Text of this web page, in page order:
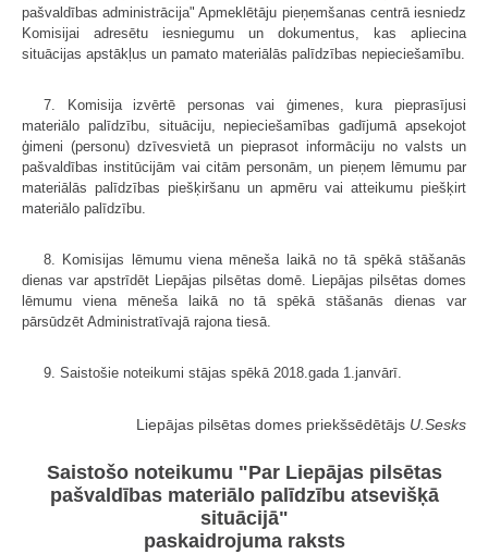
pašvaldības administrācija" Apmeklētāju pieņemšanas centrā iesniedz
Komisijai adresētu iesniegumu un dokumentus, kas apliecina
situācijas apstākļus un pamato materiālās palīdzības nepieciešamību.
7. Komisija izvērtē personas vai ģimenes, kura pieprasījusi
materiālo palīdzību, situāciju, nepieciešamības gadījumā apsekojot
ģimeni (personu) dzīvesvietā un pieprasot informāciju no valsts un
pašvaldības institūcijām vai citām personām, un pieņem lēmumu par
materiālās palīdzības piešķiršanu un apmēru vai atteikumu piešķirt
materiālo palīdzību.
8. Komisijas lēmumu viena mēneša laikā no tā spēkā stāšanās
dienas var apstrīdēt Liepājas pilsētas domē. Liepājas pilsētas domes
lēmumu viena mēneša laikā no tā spēkā stāšanās dienas var
pārsūdzēt Administratīvajā rajona tiesā.
9. Saistošie noteikumi stājas spēkā 2018.gada 1.janvārī.
Liepājas pilsētas domes priekšsēdētājs U.Sesks
Saistošo noteikumu "Par Liepājas pilsētas
pašvaldības materiālo palīdzību atsevišķā
situācijā"
paskaidrojuma raksts